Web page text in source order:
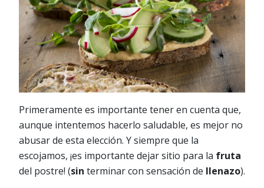
Primeramente es importante tener en cuenta que,
aunque intentemos hacerlo saludable, es mejor no
abusar de esta elección. Y siempre que la
escojamos, ¡es importante dejar sitio para la fruta
del postre! (sin terminar con sensación de llenazo).